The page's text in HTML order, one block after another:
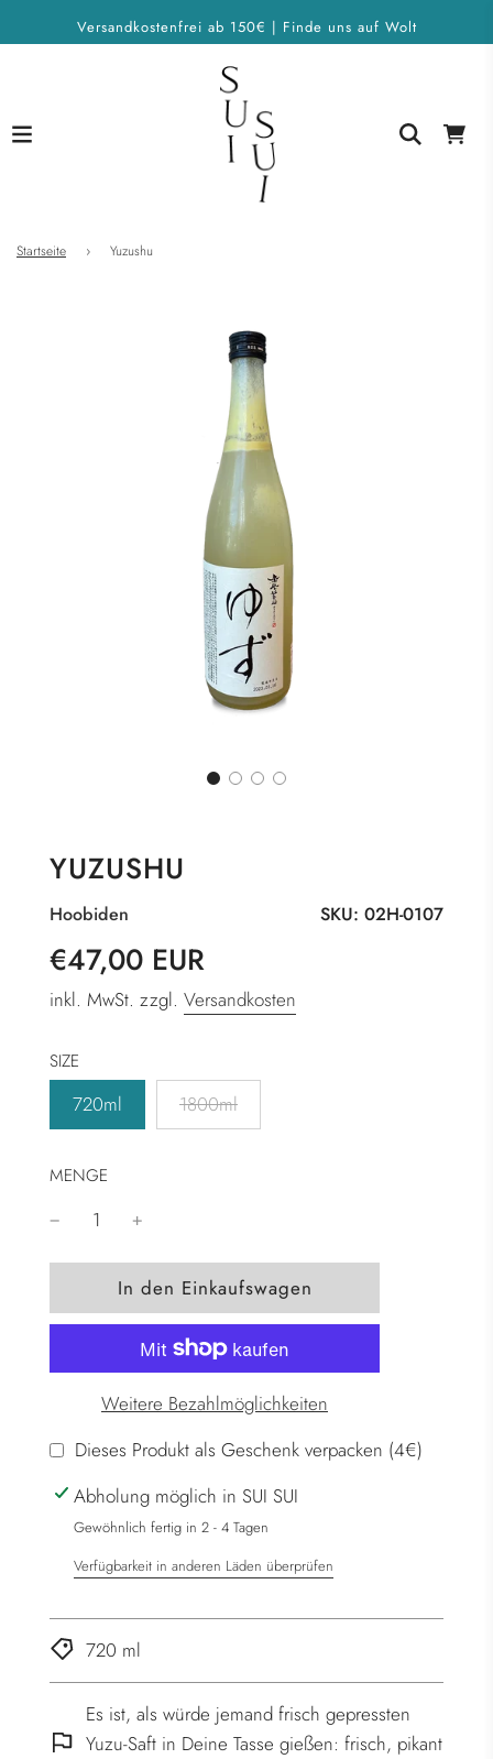
Versandkostenfrei ab 150€ | Finde uns auf Wolt
Startseite › Yuzushu
YUZUSHU
SKU: 02H-0107
Hoobiden
Sonderpreis
Normaler
€47,00 EUR
inkl. MwSt. zzgl. Versandkosten
SIZE
720ml 1800ml
MENGE
W
i
d
g
e
l
d
e
.
In den Einkaufswagen
Weitere Bezahlmöglichkeiten
Dieses Produkt als Geschenk verpacken (4€)
Abholung möglich in SUI SUI
Gewöhnlich fertig in 2 - 4 Tagen
Verfügbarkeit in anderen Läden überprüfen
720 ml
Es ist, als würde jemand frisch gepressten
Yuzu-Saft in Deine Tasse gießen: frisch, pikant